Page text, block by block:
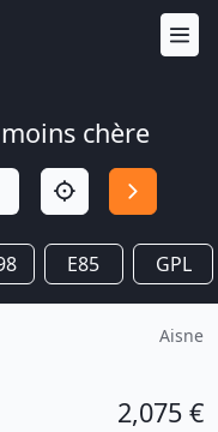
chère
E85 GPL
Aisne
2,075 €